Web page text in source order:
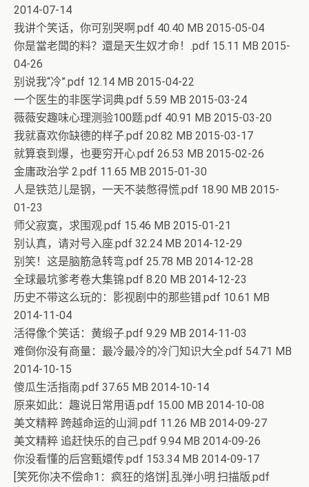
2014-07-14
我讲个笑话，你可别哭啊.pdf 40.40 MB 2015-05-04
你是當老闆的料？還是天生奴才命！.pdf 15.11 MB 2015-
04-26
别说我“冷”.pdf 12.14 MB 2015-04-22
一个医生的非医学词典.pdf 5.59 MB 2015-03-24
薇薇安趣味心理测验100题.pdf 40.91 MB 2015-03-20
我就喜欢你缺德的样子.pdf 20.82 MB 2015-03-17
就算衰到爆，也要穷开心.pdf 26.53 MB 2015-02-26
金庸政治学 2.pdf 11.65 MB 2015-01-30
人是铁范儿是钢，一天不装憋得慌.pdf 18.90 MB 2015-
01-23
师父寂寞，求围观.pdf 15.46 MB 2015-01-21
别认真，请对号入座.pdf 32.24 MB 2014-12-29
别笑！这是脑筋急转弯.pdf 25.78 MB 2014-12-28
全球最坑爹考卷大集锦.pdf 8.20 MB 2014-12-23
历史不带这么玩的：影视剧中的那些错.pdf 10.61 MB
2014-11-04
活得像个笑话：黄缎子.pdf 9.29 MB 2014-11-03
难倒你没有商量：最冷最冷的冷门知识大全.pdf 54.71 MB
2014-10-15
傻瓜生活指南.pdf 37.65 MB 2014-10-14
原来如此：趣说日常用语.pdf 15.00 MB 2014-10-08
美文精粹 跨越命运的山涧.pdf 11.26 MB 2014-09-27
美文精粹 追赶快乐的自己.pdf 9.94 MB 2014-09-26
你没看懂的后宫甄嬛传.pdf 153.34 MB 2014-09-17
[笑死你决不偿命1：疯狂的烙饼].乱弹小明.扫描版.pdf